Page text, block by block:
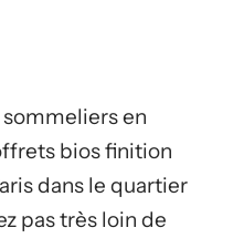
en
bios finition
dans le quartier
pas très loin de